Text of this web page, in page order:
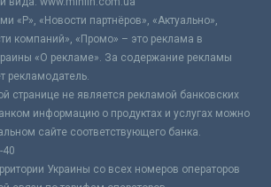
«Р», «Новости партнёров», «Актуально»,
компаний», «Промо» – это реклама в
«О рекламе». За содержание рекламы
рекламодатель.
странице не является рекламой банковских
информацию о продуктах и услугах можно
сайте соответствующего банка.
40
Украины со всех номеров операторов